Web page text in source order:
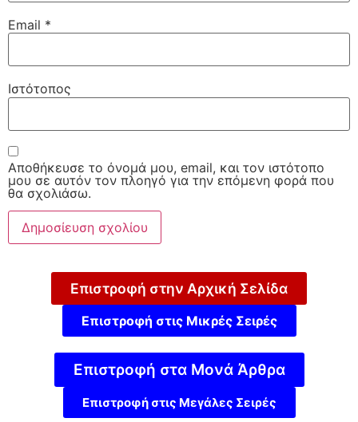
Email *
Ιστότοπος
Αποθήκευσε το όνομά μου, email, και τον ιστότοπο
μου σε αυτόν τον πλοηγό για την επόμενη φορά που
θα σχολιάσω.
Επιστροφή στην Αρχική Σελίδα
Επιστροφή στις Μικρές Σειρές
Επιστροφή στα Μονά Άρθρα
Επιστροφή στις Μεγάλες Σειρές